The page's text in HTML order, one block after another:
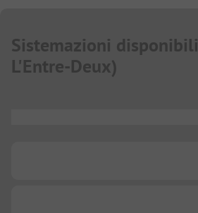
Sistemazioni disponibili
L'Entre-Deux)